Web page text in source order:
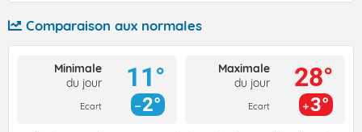
Comparaison aux normales
Minimale
du jour
Ecart
11°
2°
Maximale
du jour
Ecart
28°
3°